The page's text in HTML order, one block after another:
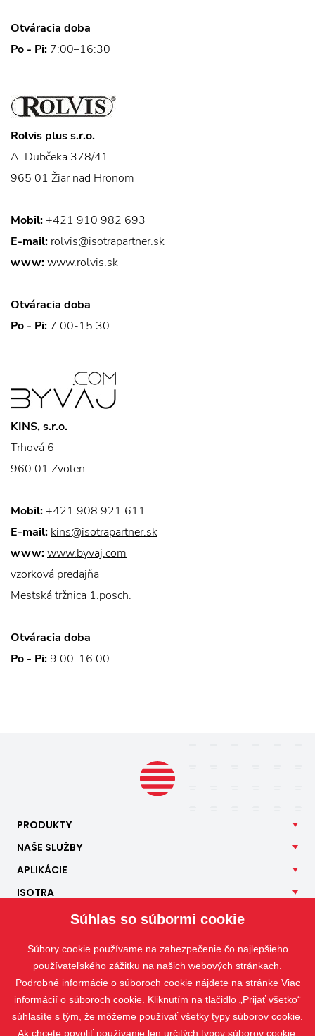
Otváracia doba
Po - Pi: 7:00–16:30
Rolvis plus s.r.o.
A. Dubčeka 378/41
965 01 Žiar nad Hronom
Mobil: +421 910 982 693
E-mail: rolvis@isotrapartner.sk
www:www.rolvis.sk
Otváracia doba
Po - Pi: 7:00-15:30
KINS, s.r.o.
Trhová 6
960 01 Zvolen
Mobil: +421 908 921 611
E-mail: kins@isotrapartner.sk
www:www.byvaj.com
vzorková predajňa
Mestská tržnica 1.posch.
Otváracia doba
Po - Pi: 9.00-16.00
PRODUKTY
NAŠE SLUŽBY
APLIKÁCIE
ISOTRA
Súhlas so súbormi cookie
Súbory cookie používame na zabezpečenie čo najlepšieho
používateľského zážitku na našich webových stránkach.
Podrobné informácie o súboroch cookie nájdete na stránke Viac
informácií o súboroch cookie . Kliknutím na tlačidlo „Prijať všetko“
súhlasíte s tým, že môžeme používať všetky typy súborov cookie.
Ak chcete povoliť používanie len určitých typov súborov cookie,